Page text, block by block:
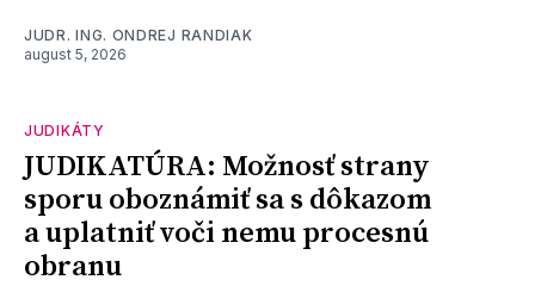
JUDR. ING. ONDREJ RANDIAK
august 5, 2026
JUDIKÁTY
JUDIKATÚRA: Možnosť strany
sporu oboznámiť sa s dôkazom
a uplatniť voči nemu procesnú
obranu